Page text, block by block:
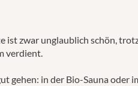
ist zwar unglaublich schön,
verdient.
gehen: in der Bio-Sauna